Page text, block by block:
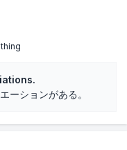
ーションがある。